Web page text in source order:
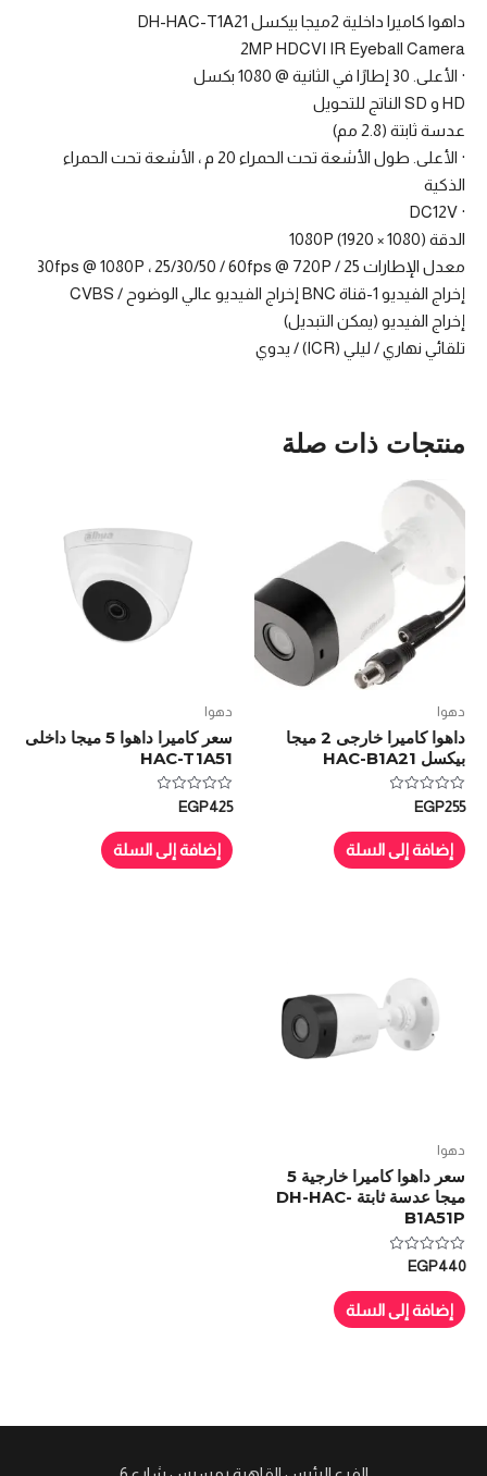
داهوا كاميرا داخلية 2ميجا بيكسل DH-HAC-T1A21
2MP HDCVI IR Eyeball Camera
· الأعلى. 30 إطارًا في الثانية @ 1080 بكسل
HD و SD الناتج للتحويل
عدسة ثابتة (2.8 مم)
· الأعلى. طول الأشعة تحت الحمراء 20 م ، الأشعة تحت الحمراء
الذكية
· DC12V
الدقة 1080P (1920 × 1080)
معدل الإطارات 25 / 30fps @ 1080P ، 25/30/50 / 60fps @ 720P
إخراج الفيديو 1-قناة BNC إخراج الفيديو عالي الوضوح / CVBS
إخراج الفيديو (يمكن التبديل)
تلقائي نهاري / ليلي (ICR) / يدوي
منتجات ذات صلة
دهوا
داهوا كاميرا خارجى 2 ميجا
بيكسل HAC-B1A21
تم
التقييم
من
5
EGP255
إضافة إلى السلة
دهوا
سعر كاميرا داهوا 5 ميجا داخلى
HAC-T1A51
تم
التقييم
من
5
EGP425
إضافة إلى السلة
دهوا
سعر داهوا كاميرا خارجية 5
ميجا عدسة ثابتة DH-HAC-
B1A51P
تم
من
5
EGP440
إضافة إلى السلة